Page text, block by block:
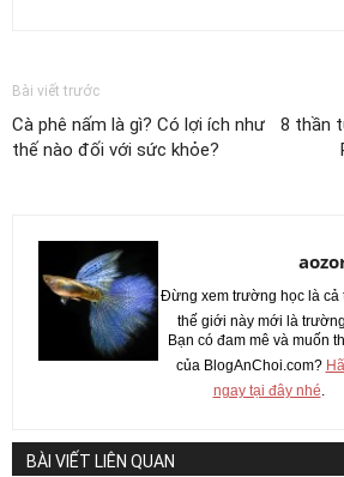
Bài viết trước
Cà phê nấm là gì? Có lợi ích như
thế nào đối với sức khỏe?
8 thần
Đừng xem trường học là cả
thế giới này mới là
Bạn có đam mê và muốn
của BlogAnChoi.com?
ngay tại đây nhé.
BÀI VIẾT LIÊN QUAN